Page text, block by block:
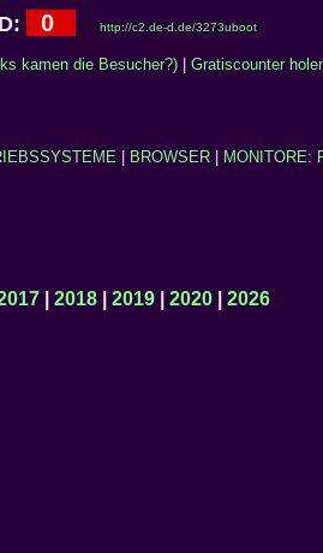
0 http://c2.de-d.de/3273uboot
kamen die Besucher?)| Gratiscounter
BROWSER MONITORE:
2018 2019 2020 2026